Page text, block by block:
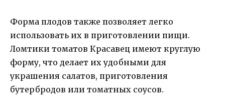
Форма плодов также позволяет легко
использовать их в приготовлении пищи.
Ломтики томатов Красавец имеют круглую
форму, что делает их удобными для
украшения салатов, приготовления
бутербродов или томатных соусов.